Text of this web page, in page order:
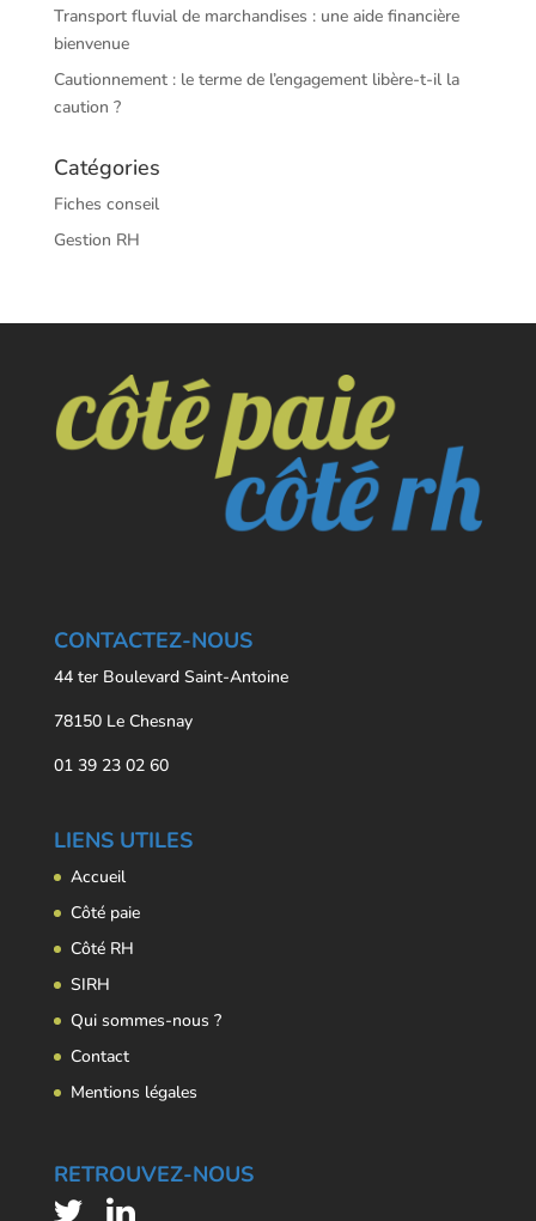
Transport fluvial de marchandises : une aide financière
bienvenue
Cautionnement : le terme de l’engagement libère-t-il la
caution ?
Catégories
Fiches conseil
Gestion RH
CONTACTEZ-NOUS
44 ter Boulevard Saint-Antoine
78150 Le Chesnay
01 39 23 02 60
LIENS UTILES
Accueil
Côté paie
Côté RH
SIRH
Qui sommes-nous ?
Contact
Mentions légales
RETROUVEZ-NOUS